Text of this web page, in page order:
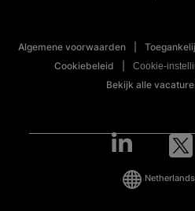
Algemene voorwaarden
Cookiebeleid
Cookie-
Bekijk alle
Netherlands